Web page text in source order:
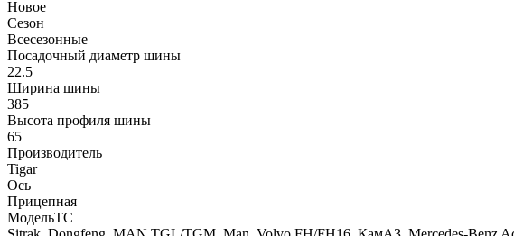
Новое
Сезон
Всесезонные
Посадочный диаметр шины
22.5
Ширина шины
385
Высота профиля шины
65
Производитель
Tigar
Ось
Прицепная
МодельТС